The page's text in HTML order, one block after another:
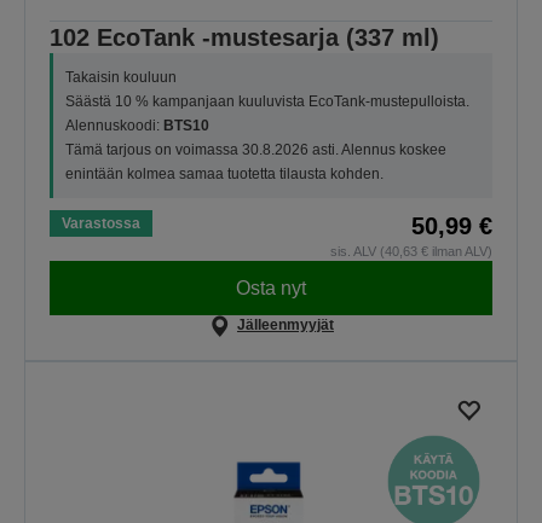
102 EcoTank -mustesarja (337 ml)
Takaisin kouluun
Säästä 10 % kampanjaan kuuluvista EcoTank-mustepulloista.
Alennuskoodi: BTS10
Tämä tarjous on voimassa 30.8.2026 asti. Alennus koskee
enintään kolmea samaa tuotetta tilausta kohden.
Varastossa 50,99 €
sis. ALV (40,63 € ilman ALV)
Osta nyt
Jälleenmyyjät